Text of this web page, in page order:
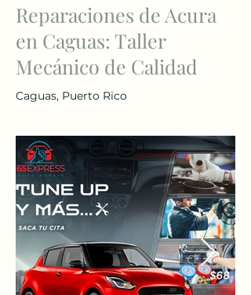
Reparaciones de Acura
en Caguas: Taller
Mecánico de Calidad
Caguas, Puerto Rico